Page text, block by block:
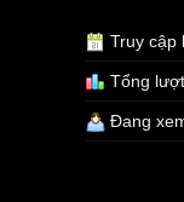
Truy cập
Tổng
Đang